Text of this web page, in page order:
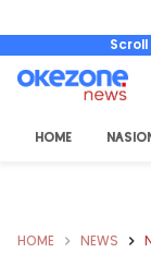
HOME
HOME NEWS